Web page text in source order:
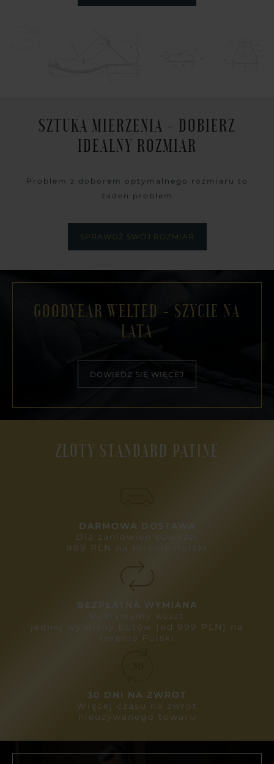
SZTUKA MIERZENIA - DOBIERZ
IDEALNY ROZMIAR
Problem z doborem optymalnego rozmiaru to
żaden problem
SPRAWDŹ SWÓJ ROZMIAR
GOODYEAR WELTED - SZYCIE NA
LATA
DOWIEDZ SIĘ WIĘCEJ
ZŁOTY STANDARD PATINE
DARMOWA DOSTAWA
Dla zamówień powyżej
999 PLN na terenie Polski
BEZPŁATNA WYMIANA
Pokrywamy koszt
jednej wymiany butów (od 999 PLN) na
terenie Polski
30 DNI NA ZWROT
Więcej czasu na zwrot
nieużywanego towaru